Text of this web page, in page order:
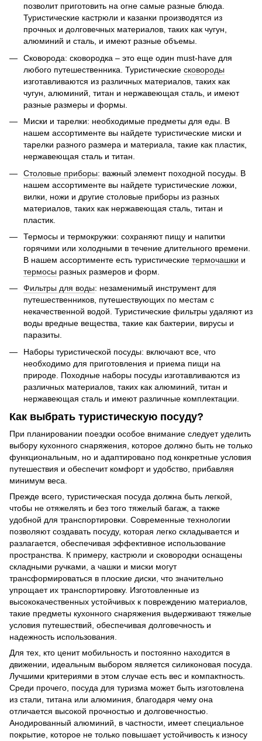
позволит приготовить на огне самые разные блюда.
Туристические кастрюли и казанки производятся из
прочных и долговечных материалов, таких как чугун,
алюминий и сталь, и имеют разные объемы.
Сковорода: сковородка – это еще один must-have для
любого путешественника. Туристические сковороды
изготавливаются из различных материалов, таких как
чугун, алюминий, титан и нержавеющая сталь, и имеют
разные размеры и формы.
Миски и тарелки: необходимые предметы для еды. В
нашем ассортименте вы найдете туристические миски и
тарелки разного размера и материала, такие как пластик,
нержавеющая сталь и титан.
Столовые приборы: важный элемент походной посуды. В
нашем ассортименте вы найдете туристические ложки,
вилки, ножи и другие столовые приборы из разных
материалов, таких как нержавеющая сталь, титан и
пластик.
Термосы и термокружки: сохраняют пищу и напитки
горячими или холодными в течение длительного времени.
В нашем ассортименте есть туристические термочашки и
термосы разных размеров и форм.
Фильтры для воды: незаменимый инструмент для
путешественников, путешествующих по местам с
некачественной водой. Туристические фильтры удаляют из
воды вредные вещества, такие как бактерии, вирусы и
паразиты.
Наборы туристической посуды: включают все, что
необходимо для приготовления и приема пищи на
природе. Походные наборы посуды изготавливаются из
различных материалов, таких как алюминий, титан и
нержавеющая сталь и имеют различные комплектации.
Как выбрать туристическую посуду?
При планировании поездки особое внимание следует уделить
выбору кухонного снаряжения, которое должно быть не только
функциональным, но и адаптировано под конкретные условия
путешествия и обеспечит комфорт и удобство, прибавляя
минимум веса.
Прежде всего, туристическая посуда должна быть легкой,
чтобы не отяжелять и без того тяжелый багаж, а также
удобной для транспортировки. Современные технологии
позволяют создавать посуду, которая легко складывается и
разлагается, обеспечивая эффективное использование
пространства. К примеру, кастрюли и сковородки оснащены
складными ручками, а чашки и миски могут
трансформироваться в плоские диски, что значительно
упрощает их транспортировку. Изготовленные из
высококачественных устойчивых к повреждению материалов,
такие предметы кухонного снаряжения выдерживают тяжелые
условия путешествий, обеспечивая долговечность и
надежность использования.
Для тех, кто ценит мобильность и постоянно находится в
движении, идеальным выбором является силиконовая посуда.
Лучшими критериями в этом случае есть вес и компактность.
Среди прочего, посуда для туризма может быть изготовлена ​​
из стали, титана или алюминия, благодаря чему она
отличается высокой прочностью и долговечностью.
Анодированный алюминий, в частности, имеет специальное
покрытие, которое не только повышает устойчивость к износу